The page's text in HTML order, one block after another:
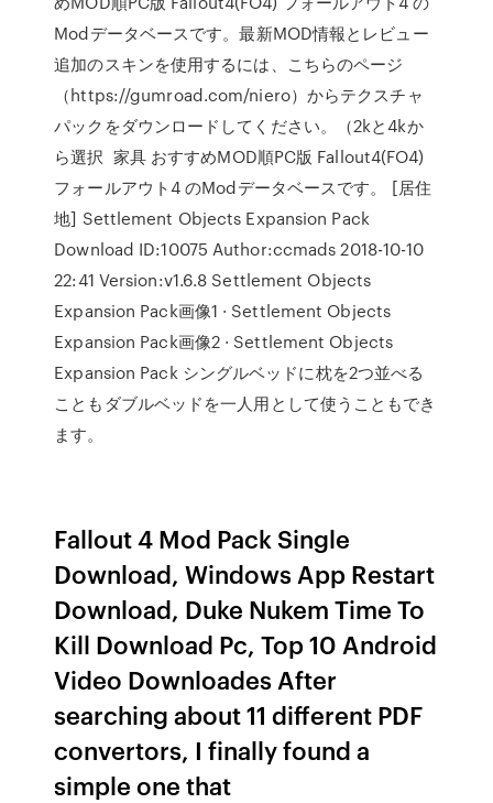
Modデータベースです。最新MOD情報とレビュー
追加のスキンを使用するには、こちらのページ
（https://gumroad.com/niero）からテクスチャ
パックをダウンロードしてください。（2kと4kか
ら選択 家具 おすすめMOD順PC版 Fallout4(FO4)
フォールアウト4 のModデータベースです。 [居住
地] Settlement Objects Expansion Pack
Download ID:10075 Author:ccmads 2018-10-10
22:41 Version:v1.6.8 Settlement Objects
Expansion Pack画像1 · Settlement Objects
Expansion Pack画像2 · Settlement Objects
Expansion Pack シングルベッドに枕を2つ並べる
こともダブルベッドを一人用として使うこともでき
ます。
Fallout 4 Mod Pack Single
Download, Windows App Restart
Download, Duke Nukem Time To
Kill Download Pc, Top 10 Android
Video Downloades After
searching about 11 different PDF
convertors, I finally found a
simple one that